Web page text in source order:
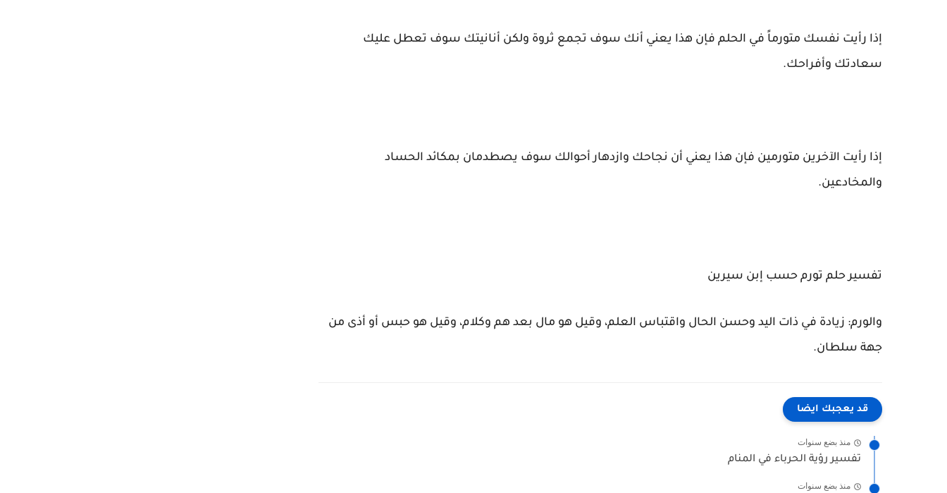
إذا رأيت نفسك متورماً في الحلم فإن هذا يعني أنك سوف تجمع ثروة ولكن أنانيتك سوف تعطل عليك
سعادتك وأفراحك.
إذا رأيت الآخرين متورمين فإن هذا يعني أن نجاحك وازدهار أحوالك سوف يصطدمان بمكائد الحساد
والمخادعين.
تفسير حلم تورم حسب إبن سيرين
والورم: زيادة في ذات اليد وحسن الحال واقتباس العلم، وقيل هو مال بعد هم وكلام، وقيل هو حبس أو أذى من
جهة سلطان.
قد يعجبك ايضا
منذ بضع سنوات
تفسير رؤية الحرباء في المنام
منذ بضع سنوات